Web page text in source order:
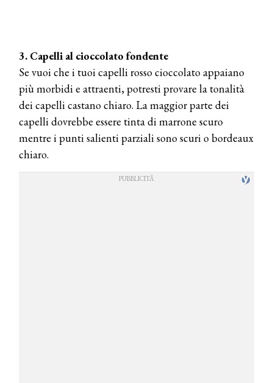
3. Capelli al cioccolato fondente
Se vuoi che i tuoi capelli rosso cioccolato appaiano
più morbidi e attraenti, potresti provare la tonalità
dei capelli castano chiaro. La maggior parte dei
capelli dovrebbe essere tinta di marrone scuro
mentre i punti salienti parziali sono scuri o bordeaux
chiaro.